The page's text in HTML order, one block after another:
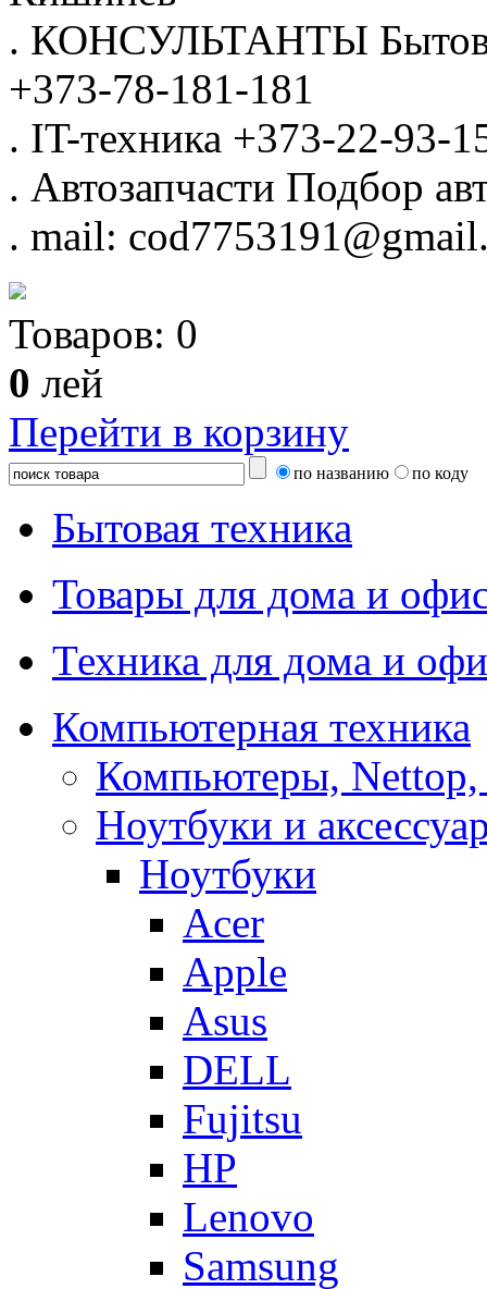
. КОНСУЛЬТАНТЫ
+373-78-181-181
. IT-техника +373-22-93-
. Автозапчасти Подбор
. mail:
Товаров: 0
0 лей
Перейти в корзину
по названию по коду
Бытовая техника
Товары для дома и
Техника для дома и
Компьютерная техника
Компьютеры,
Ноутбуки и
Ноутбуки
Acer
Apple
Asus
DELL
Fujitsu
HP
Lenovo
Samsung